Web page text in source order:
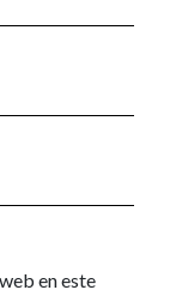
en este